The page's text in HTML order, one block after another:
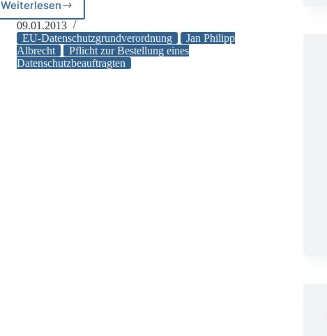
Weiterlesen
Neue
Änderungsvorschläge
für
EU-
Datenschutzgrundverordnung
09.01.2013
EU-Datenschutzgrundverordnung
Jan Philipp
Albrecht
Pflicht zur Bestellung eines
Datenschutzbeauftragten